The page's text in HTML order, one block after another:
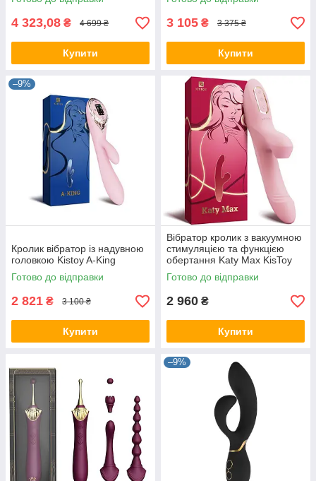
4 323,08 ₴ 4 699 ₴
Купити
3 105 ₴ 3 375 ₴
Купити
–9%
Кролик вібратор із надувною
головкою Kistoy A-King
Готово до відправки
2 821 ₴ 3 100 ₴
Купити
Вібратор кролик з вакуумною
стимуляцією та функцією
обертання Katy Max KisToy
Готово до відправки
2 960 ₴
Купити
–9%